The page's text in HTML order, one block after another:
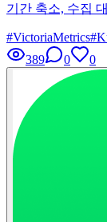
기간 축소, 수집
#VictoriaMetrics#
389
0 0